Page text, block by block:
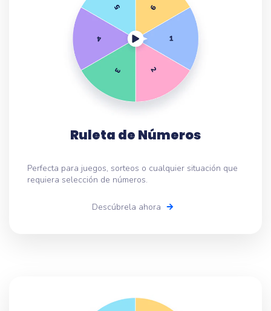
Ruleta de Números
Perfecta para juegos, sorteos o cualquier situación que
requiera selección de números.
Descúbrela ahora